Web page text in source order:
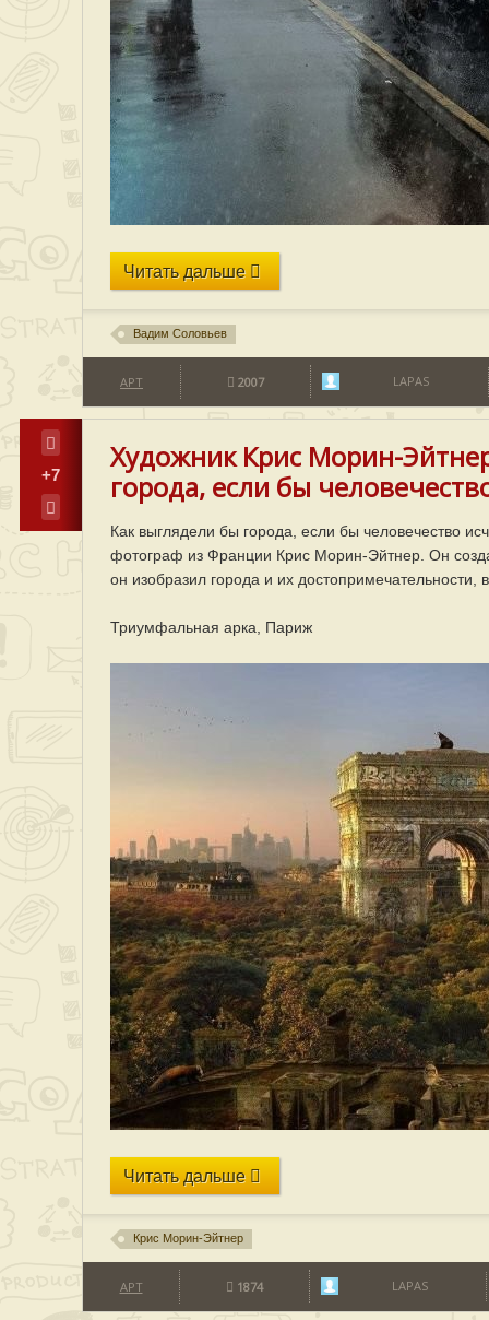
Читать дальше
Вадим Соловьев
АРТ 2007 LAPAS
+7
Художник Крис Морин-
города, если бы
Как выглядели бы города, если бы человечество
фотограф из Франции Крис Морин-Эйтнер. Он
он изобразил города и их
Триумфальная арка, Париж
Читать дальше
Крис Морин-Эйтнер
АРТ 1874 LAPAS